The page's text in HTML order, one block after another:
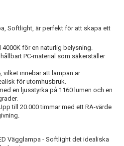
Softlight, är perfekt för att skapa ett
4000K för en naturlig belysning.
PC-material som säkerställer
vilket innebär att lampan är
för utomhusbruk.
en ljusstyrka på 1160 lumen och en
till 20.000 timmar med ett RA-värde
Vägglampa - Softlight det idealiska